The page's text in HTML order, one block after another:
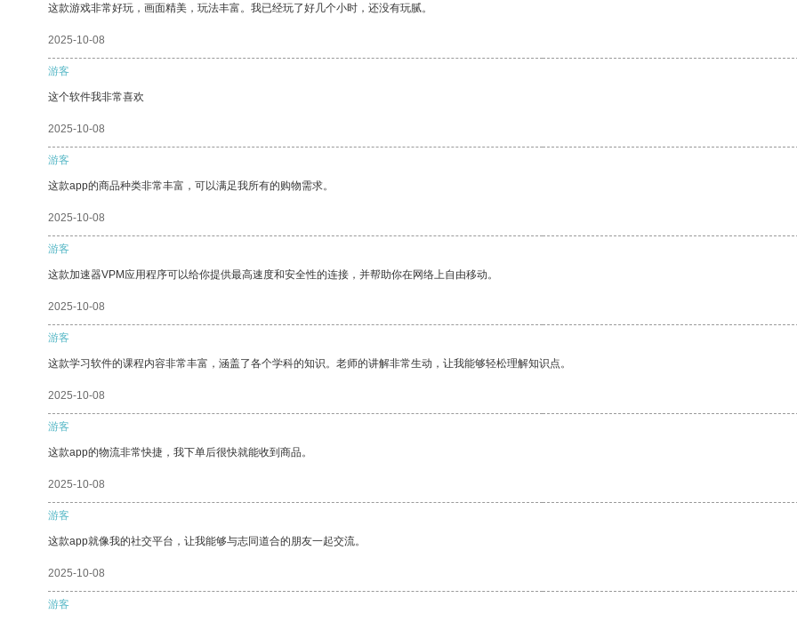
这款游戏非常好玩，画面精美，玩法丰富。我已经玩了好几个小时，还没有玩腻。
2025-10-08
游客
这个软件我非常喜欢
2025-10-08
游客
这款app的商品种类非常丰富，可以满足我所有的购物需求。
2025-10-08
游客
这款加速器VPM应用程序可以给你提供最高速度和安全性的连接，并帮助你在网络上自由移动。
2025-10-08
游客
这款学习软件的课程内容非常丰富，涵盖了各个学科的知识。老师的讲解非常生动，让我能够轻松理解知识点。
2025-10-08
游客
这款app的物流非常快捷，我下单后很快就能收到商品。
2025-10-08
游客
这款app就像我的社交平台，让我能够与志同道合的朋友一起交流。
2025-10-08
游客